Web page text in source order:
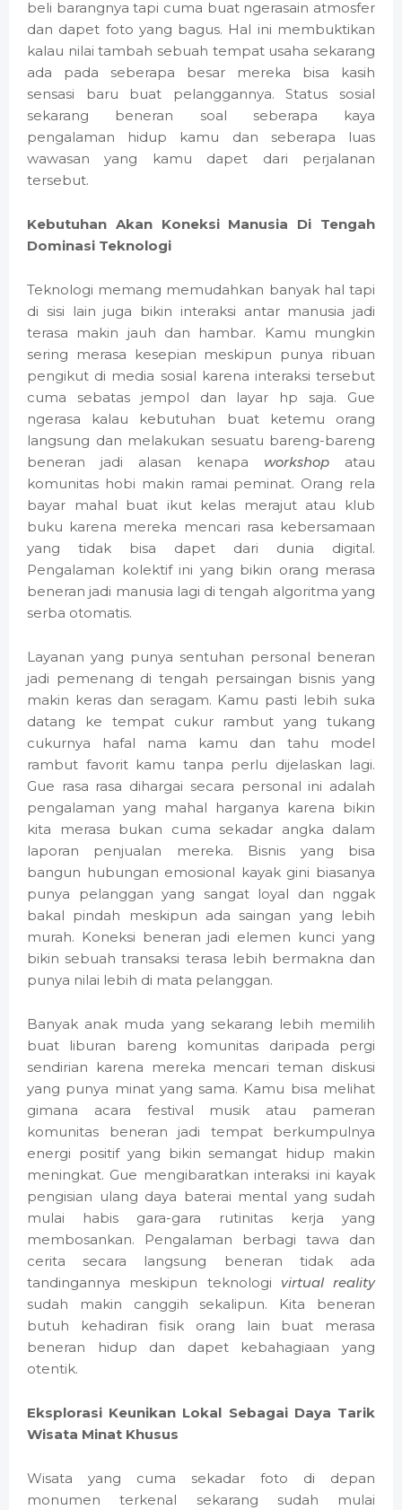
beli barangnya tapi cuma buat ngerasain atmosfer
dan dapet foto yang bagus. Hal ini membuktikan
kalau nilai tambah sebuah tempat usaha sekarang
ada pada seberapa besar mereka bisa kasih
sensasi baru buat pelanggannya. Status sosial
sekarang beneran soal seberapa kaya
pengalaman hidup kamu dan seberapa luas
wawasan yang kamu dapet dari perjalanan
tersebut.
Kebutuhan Akan Koneksi Manusia Di Tengah
Dominasi Teknologi
Teknologi memang memudahkan banyak hal tapi
di sisi lain juga bikin interaksi antar manusia jadi
terasa makin jauh dan hambar. Kamu mungkin
sering merasa kesepian meskipun punya ribuan
pengikut di media sosial karena interaksi tersebut
cuma sebatas jempol dan layar hp saja. Gue
ngerasa kalau kebutuhan buat ketemu orang
langsung dan melakukan sesuatu bareng-bareng
beneran jadi alasan kenapa workshop atau
komunitas hobi makin ramai peminat. Orang rela
bayar mahal buat ikut kelas merajut atau klub
buku karena mereka mencari rasa kebersamaan
yang tidak bisa dapet dari dunia digital.
Pengalaman kolektif ini yang bikin orang merasa
beneran jadi manusia lagi di tengah algoritma yang
serba otomatis.
Layanan yang punya sentuhan personal beneran
jadi pemenang di tengah persaingan bisnis yang
makin keras dan seragam. Kamu pasti lebih suka
datang ke tempat cukur rambut yang tukang
cukurnya hafal nama kamu dan tahu model
rambut favorit kamu tanpa perlu dijelaskan lagi.
Gue rasa rasa dihargai secara personal ini adalah
pengalaman yang mahal harganya karena bikin
kita merasa bukan cuma sekadar angka dalam
laporan penjualan mereka. Bisnis yang bisa
bangun hubungan emosional kayak gini biasanya
punya pelanggan yang sangat loyal dan nggak
bakal pindah meskipun ada saingan yang lebih
murah. Koneksi beneran jadi elemen kunci yang
bikin sebuah transaksi terasa lebih bermakna dan
punya nilai lebih di mata pelanggan.
Banyak anak muda yang sekarang lebih memilih
buat liburan bareng komunitas daripada pergi
sendirian karena mereka mencari teman diskusi
yang punya minat yang sama. Kamu bisa melihat
gimana acara festival musik atau pameran
komunitas beneran jadi tempat berkumpulnya
energi positif yang bikin semangat hidup makin
meningkat. Gue mengibaratkan interaksi ini kayak
pengisian ulang daya baterai mental yang sudah
mulai habis gara-gara rutinitas kerja yang
membosankan. Pengalaman berbagi tawa dan
cerita secara langsung beneran tidak ada
tandingannya meskipun teknologi virtual reality
sudah makin canggih sekalipun. Kita beneran
butuh kehadiran fisik orang lain buat merasa
beneran hidup dan dapet kebahagiaan yang
otentik.
Eksplorasi Keunikan Lokal Sebagai Daya Tarik
Wisata Minat Khusus
Wisata yang cuma sekadar foto di depan
monumen terkenal sekarang sudah mulai